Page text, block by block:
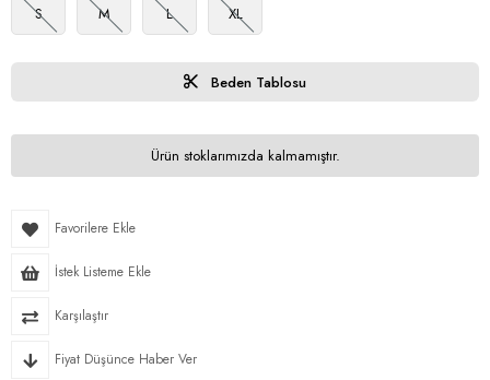
S M L XL
Beden Tablosu
Ürün stoklarımızda kalmamıştır.
Favorilere Ekle
İstek Listeme Ekle
Karşılaştır
Fiyat Düşünce Haber Ver